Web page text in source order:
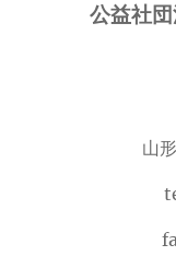
公益社
山